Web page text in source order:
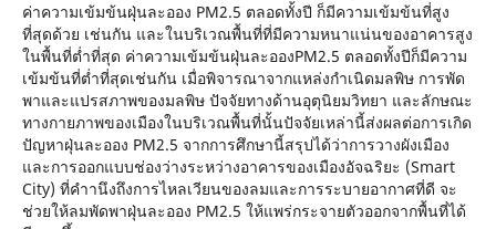
ค่าความเข้มข้นฝุ่นละออง PM2.5 ตลอดทั้งปี ก็มีความเข้มข้นที่สูง
ที่สุดด้วย เช่นกัน และในบริเวณพื้นที่ที่มีความหนาแน่นของอาคารสูง
ในพื้นที่ต่ำที่สุด ค่าความเข้มข้นฝุ่นละอองPM2.5 ตลอดทั้งปีก็มีความ
เข้มข้นที่ต่ำที่สุดเช่นกัน เมื่อพิจารณาจากแหล่งกําเนิดมลพิษ การพัด
พาและแปรสภาพของมลพิษ ปัจจัยทางด้านอุตุนิยมวิทยา และลักษณะ
ทางกายภาพของเมืองในบริเวณพื้นที่นั้นปัจจัยเหล่านี้ส่งผลต่อการเกิด
ปัญหาฝุ่นละออง PM2.5 จากการศึกษานี้สรุปได้ว่าการวางผังเมือง
และการออกแบบช่องว่างระหว่างอาคารของเมืองอัจฉริยะ (Smart
City) ที่คําานึงถึงการไหลเวียนของลมและการระบายอากาศที่ดี จะ
ช่วยให้ลมพัดพาฝุ่นละออง PM2.5 ให้แพร่กระจายตัวออกจากพื้นที่ได้